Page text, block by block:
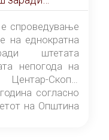
Општина
спроведување
на еднократна
штетата
непогода на
Скопје
согласно
на Општина